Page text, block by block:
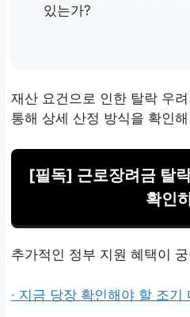
있는가?
재산 요건으로 인한 탈락 우
통해 상세 산정 방식을 확인
[필독] 근로장려금 탈
확인
추가적인 정부 지원 혜택이
· 지금 당장 확인해야 할 조